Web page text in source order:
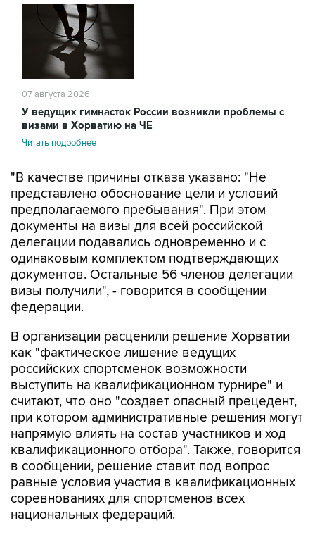
07 августа 2026
У ведущих гимнасток России возникли проблемы с
визами в Хорватию на ЧЕ
Читать подробнее
"В качестве причины отказа указано: "Не
представлено обоснование цели и условий
предполагаемого пребывания". При этом
документы на визы для всей российской
делегации подавались одновременно и с
одинаковым комплектом подтверждающих
документов. Остальные 56 членов делегации
визы получили", - говорится в сообщении
федерации.
В организации расценили решение Хорватии
как "фактическое лишение ведущих
российских спортсменок возможности
выступить на квалификационном турнире" и
считают, что оно "создает опасный прецедент,
при котором административные решения могут
напрямую влиять на состав участников и ход
квалификационного отбора". Также, говорится
в сообщении, решение ставит под вопрос
равные условия участия в квалификационных
соревнованиях для спортсменов всех
национальных федераций.